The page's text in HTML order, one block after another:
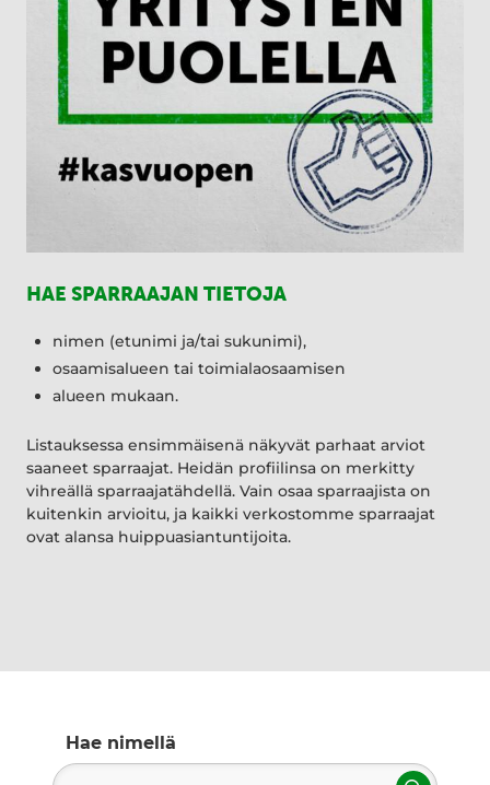
HAE SPARRAAJAN TIETOJA
nimen (etunimi ja/tai sukunimi),
osaamisalueen tai toimialaosaamisen
alueen mukaan.
Listauksessa ensimmäisenä näkyvät parhaat arviot
saaneet sparraajat. Heidän profiilinsa on merkitty
vihreällä sparraajatähdellä. Vain osaa sparraajista on
kuitenkin arvioitu, ja kaikki verkostomme sparraajat
ovat alansa huippuasiantuntijoita.
Hae nimellä